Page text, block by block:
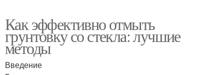
Как эффективно отмыть
грунтовку со стекла: лучшие
методы
Введение